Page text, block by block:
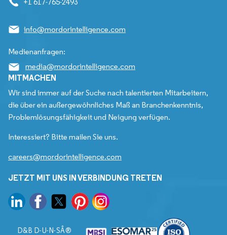
info@mordorintelligence.com
Medienanfragen:
media@mordorintelligence.com
MITMACHEN
Wir sind immer auf der Suche nach talentierten Mitarbeitern,
die über ein außergewöhnliches Maß an Branchenkenntnis,
Problemlösungsfähigkeit und Neigung verfügen.
Interessiert? Bitte mailen Sie uns.
careers@mordorintelligence.com
JETZT MIT UNS IN VERBINDUNG TRETEN
D&B D-U-N-SÂ®